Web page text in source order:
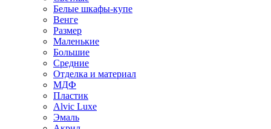
Белые шкафы-купе
Венге
Размер
Маленькие
Большие
Средние
Отделка и материал
МДФ
Пластик
Alvic Luxe
Эмаль